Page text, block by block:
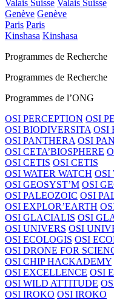
Valais Suisse Valais Suisse
Genève Genève
Paris Paris
Kinshasa Kinshasa
Programmes de Recherche
Programmes de Recherche
Programmes de l’ONG
OSI PERCEPTION OSI
OSI BIODIVERSITA OSI
OSI PANTHERA OSI
OSI CETA’BIOSPHERE
OSI CETIS OSI CETIS
OSI WATER WATCH OSI
OSI GEOSYST’M OSI
OSI PALEOZOIC OSI
OSI EXPLOR’EARTH
OSI GLACIALIS OSI
OSI UNIVERS OSI
OSI ECOLOGIS OSI
OSI DRONE FOR
OSI CHIP HACKADEMY
OSI EXCELLENCE OSI
OSI WILD ATTITUDE
OSI IROKO OSI IROKO